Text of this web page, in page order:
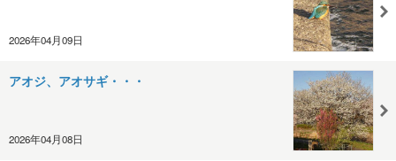
2026年04月09日
アオジ、アオサギ・・・
2026年04月08日